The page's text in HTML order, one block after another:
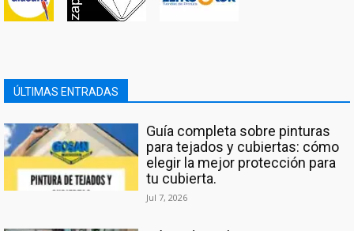
ÚLTIMAS ENTRADAS
Guía completa sobre pinturas
para tejados y cubiertas: cómo
elegir la mejor protección para
tu cubierta.
Jul 7, 2026